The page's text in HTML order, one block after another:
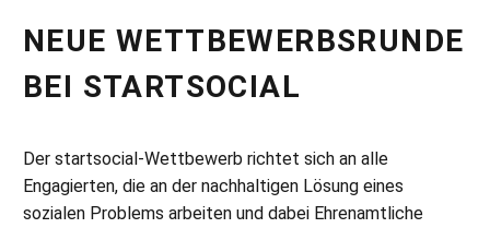
NEUE WETTBEWERBSRUNDE
BEI STARTSOCIAL
Der startsocial-Wettbewerb richtet sich an alle
Engagierten, die an der nachhaltigen Lösung eines
sozialen Problems arbeiten und dabei Ehrenamtliche